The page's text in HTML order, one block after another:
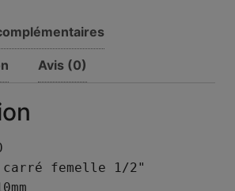
Avis (0)
carré femelle 1/2"